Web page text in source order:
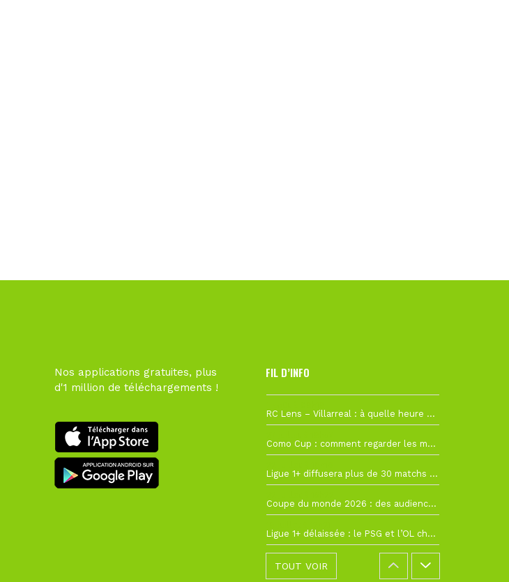
Nos applications gratuites, plus
d'1 million de téléchargements !
FIL D’INFO
RC Lens – Villarreal : à quelle heure et sur quelle chaîne voir la finale de la Como Cup ?
Como Cup : comment regarder les matchs du RC Lens en direct ?
Ligue 1+ diffusera plus de 30 matchs amicaux avant la reprise de la Ligue 1
Coupe du monde 2026 : des audiences record, mais M6 devrait perdre très gros !
Ligue 1+ délaissée : le PSG et l’OL choisissent d’autres diffuseurs pour leur reprise
TOUT VOIR